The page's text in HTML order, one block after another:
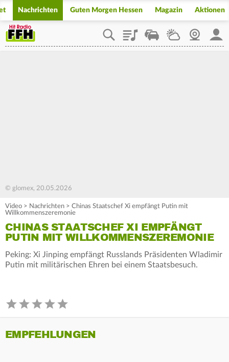
Nachrichten Guten Morgen Hessen Magazin Aktionen
PlaylistStaupilotWetterWebcam
© glomex, 20.05.2026
Video > Nachrichten > Chinas Staatschef Xi empfängt Putin mit
Willkommenszeremonie
CHINAS STAATSCHEF XI EMPFÄNGT
PUTIN MIT WILLKOMMENSZEREMONIE
Peking: Xi Jinping empfängt Russlands Präsidenten Wladimir
Putin mit militärischen Ehren bei einem Staatsbesuch.
EMPFEHLUNGEN